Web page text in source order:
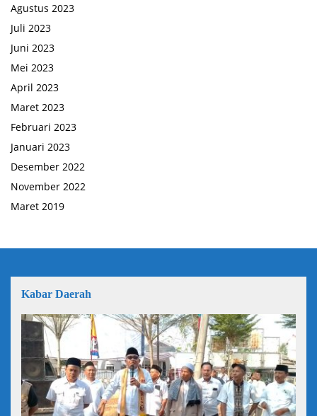
Agustus 2023
Juli 2023
Juni 2023
Mei 2023
April 2023
Maret 2023
Februari 2023
Januari 2023
Desember 2022
November 2022
Maret 2019
Kabar Daerah